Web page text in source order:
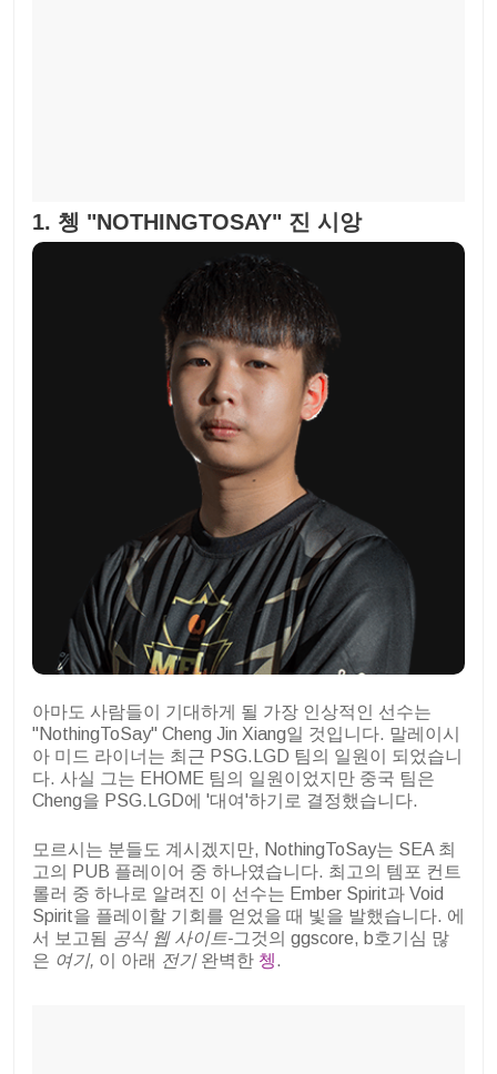
1. 쳉 "NOTHINGTOSAY" 진 시앙
아마도 사람들이 기대하게 될 가장 인상적인 선수는
"NothingToSay" Cheng Jin Xiang일 것입니다. 말레이시
아 미드 라이너는 최근 PSG.LGD 팀의 일원이 되었습니
다. 사실 그는 EHOME 팀의 일원이었지만 중국 팀은
Cheng을 PSG.LGD에 '대여'하기로 결정했습니다.
모르시는 분들도 계시겠지만, NothingToSay는 SEA 최
고의 PUB 플레이어 중 하나였습니다. 최고의 템포 컨트
롤러 중 하나로 알려진 이 선수는 Ember Spirit과 Void
Spirit을 플레이할 기회를 얻었을 때 빛을 발했습니다. 에
서 보고됨 공식 웹 사이트-그것의 ggscore, b호기심 많
은 여기, 이 아래 전기 완벽한 쳉.